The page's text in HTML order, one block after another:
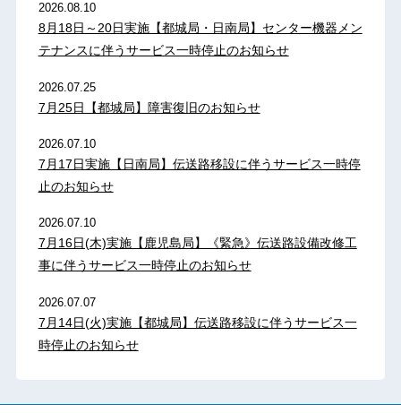
2026.08.10
8月18日～20日実施【都城局・日南局】センター機器メン
テナンスに伴うサービス一時停止のお知らせ
2026.07.25
7月25日【都城局】障害復旧のお知らせ
2026.07.10
7月17日実施【日南局】伝送路移設に伴うサービス一時停
止のお知らせ
2026.07.10
7月16日(木)実施【鹿児島局】《緊急》伝送路設備改修工
事に伴うサービス一時停止のお知らせ
2026.07.07
7月14日(火)実施【都城局】伝送路移設に伴うサービス一
時停止のお知らせ